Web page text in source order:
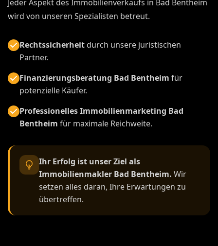
Jeder Aspekt des Immobilienverkaufs in Bad Bentheim
wird von unseren Spezialisten betreut.
Rechtssicherheitdurch unsere juristischen
Partner.
Finanzierungsberatung Bad Bentheim für
potenzielle Käufer.
Professionelles Immobilienmarketing Bad
Bentheim für maximale Reichweite.
Ihr Erfolg ist unser Ziel als
Immobilienmakler Bad Bentheim. Wir
setzen alles daran, Ihre Erwartungen zu
übertreffen.